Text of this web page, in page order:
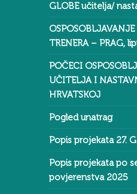
GLOBE učitelja/
TRENERA – PRAG,
POČECI
UČITELJA I
HRVATSKOJ
Pogled unatrag
Popis projekata 27.
Popis projekata po
povjerenstva 2025